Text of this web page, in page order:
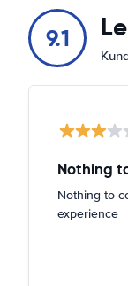
9.1
Nothing
Nothing to
experience